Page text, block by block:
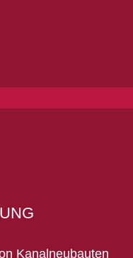
Kanalneubauten